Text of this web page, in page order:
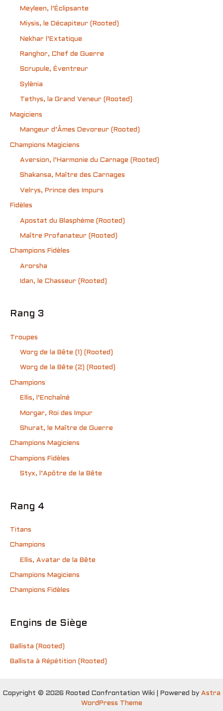
Meyleen, l’Éclipsante
Miysis, le Décapiteur (Rooted)
Nekhar l’Extatique
Ranghor, Chef de Guerre
Scrupule, Éventreur
Sylènia
Tethys, la Grand Veneur (Rooted)
Magiciens
Mangeur d’Âmes Devoreur (Rooted)
Champions Magiciens
Aversion, l’Harmonie du Carnage (Rooted)
Shakansa, Maître des Carnages
Velrys, Prince des Impurs
Fidèles
Apostat du Blasphème (Rooted)
Maître Profanateur (Rooted)
Champions Fidèles
Arorsha
Idan, le Chasseur (Rooted)
Rang 3
Troupes
Worg de la Bête (1) (Rooted)
Worg de la Bête (2) (Rooted)
Champions
Ellis, l’Enchaîné
Morgar, Roi des Impur
Shurat, le Maître de Guerre
Champions Magiciens
Champions Fidèles
Styx, l’Apôtre de la Bête
Rang 4
Titans
Champions
Ellis, Avatar de la Bête
Champions Magiciens
Champions Fidèles
Engins de Siège
Ballista (Rooted)
Ballista à Répétition (Rooted)
Copyright © 2026 Rooted Confrontation Wiki | Powered by Astra
WordPress Theme